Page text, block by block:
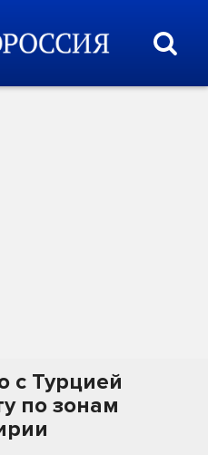
с Турцией
по зонам